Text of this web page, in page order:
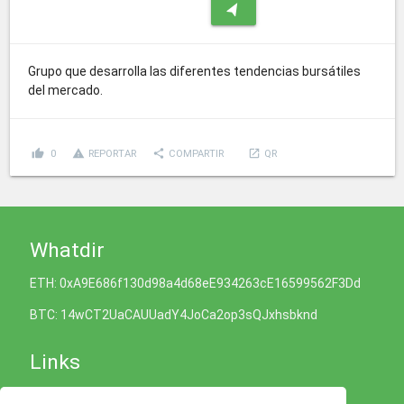
navigation
Grupo que desarrolla las diferentes tendencias bursátiles
del mercado.
thumb_up 0 report_problem REPORTAR share COMPARTIR launch QR
Whatdir
ETH: 0xA9E686f130d98a4d68eE934263cE16599562F3Dd
BTC: 14wCT2UaCAUUadY4JoCa2op3sQJxhsbknd
Links